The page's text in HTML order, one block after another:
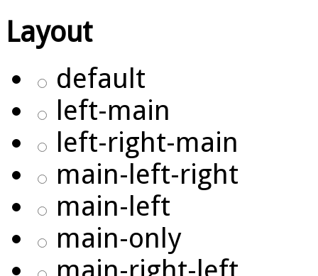
Layout
default
left-main
left-right-main
main-left-right
main-left
main-only